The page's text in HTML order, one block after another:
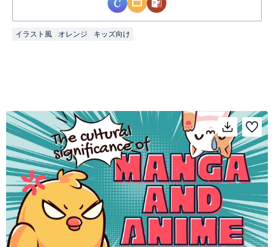
イラスト風 オレンジ キッズ向け